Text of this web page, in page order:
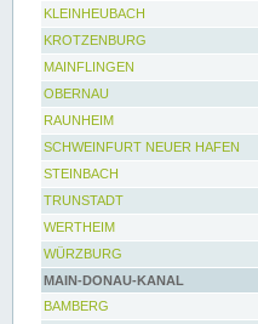
KLEINHEUBACH
KROTZENBURG
MAINFLINGEN
OBERNAU
RAUNHEIM
SCHWEINFURT NEUER HAFEN
STEINBACH
TRUNSTADT
WERTHEIM
WÜRZBURG
MAIN-DONAU-KANAL
BAMBERG